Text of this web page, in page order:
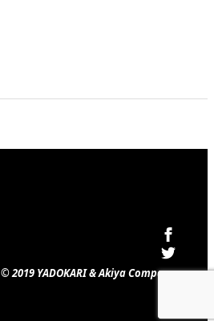
© 2019 YADOKARI & Akiya Company